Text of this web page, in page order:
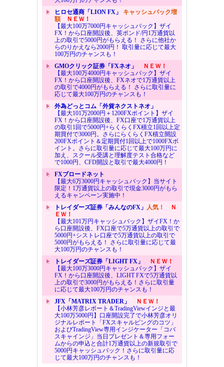
ヒロセ通商「LION FX」 キャッシュバック増
額ＮＥＷ！
【最大100万7000円キャッシュバック】ザイ
FX！から口座開設後、英ポンド/円1万通貨以
上の取引で5000円がもらえる！ さらに他社か
らのりかえなら2000円！ 取引量に応じて最大
100万円のチャンスも！
GMOクリック証券「FXネオ」
ＮＥＷ！
【最大100万4000円キャッシュバック】ザイ
FX！から口座開設後、FXネオで1万通貨以上
の取引で4000円がもらえる！ さらに取引量に
応じて最大100万円のチャンスも！
外為どっとコム「外貨ネクストネオ」
【最大101万2000円＋1200FXポイント】ザイ
FX！から口座開設後、FX口座で1万通貨以上
の取引1回で5000円+らくらくFX積立1回以上定
期買付で3000円。さらにらくらくFX積立開設
200FXポイント＆定期買付1回以上で1000FXポ
イント。さらに取引量に応じて最大100万円に
加え、スクール受講と理解度テスト合格など
で1000円、CFD開設と取引で最大4000円！
FXブロードネット
【最大6万3000円キャッシュバック】当サイト
限定！1万通貨以上の取引で現金3000円がもら
えるキャンペーン実施中！
トレイダーズ証券「みんなのFX」 人気！
Ｎ
ＥＷ！
【最大101万円キャッシュバック】ザイFX！か
ら口座開設後、FX口座で5万通貨以上の取引で
5000円+シストレ口座で5万通貨以上の取引で
5000円がもらえる！ さらに取引量に応じて最
大100万円のチャンスも！
トレイダーズ証券「LIGHT FX」
ＮＥＷ！
【最大100万3000円キャッシュバック】ザイ
FX！から口座開設後、LIGHT FXで5万通貨以
上の取引で3000円がもらえる！さらに取引量
に応じて最大100万円のチャンスも！
JFX「MATRIX TRADER」
ＮＥＷ！
【小林芳彦レポート＆TradingViewインジと最
大100万5000円】口座開設完了で小林芳彦オリ
ジナルレポート「FXスキャルピングのコツ」
およびTradingView専用インジケーター「コバ
スキャインジ」当日プレゼント＆専用フォー
ムからの申込と合計1万通貨以上の新規取引で
5000円キャッシュバック！さらに取引量に応
じて最大100万円のチャンスも！